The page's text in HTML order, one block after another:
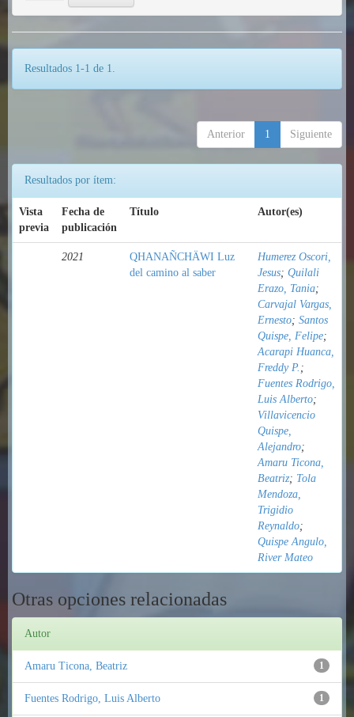
Resultados 1-1 de 1.
Anterior 1 Siguiente
Resultados por ítem:
Vista
previa
Fecha de
publicación
Título Autor(es)
2021
QHANAÑCHÄWI Luz
del camino al saber
Humerez Oscori,
Jesus; Quilali
Erazo, Tania;
Carvajal Vargas,
Ernesto; Santos
Quispe, Felipe;
Acarapi Huanca,
Freddy P. ;
Fuentes Rodrigo,
Luis Alberto;
Villavicencio
Quispe,
Alejandro;
Amaru Ticona,
Beatriz; Tola
Mendoza,
Trigidio
Reynaldo;
Quispe Angulo,
River Mateo
Otras opciones relacionadas
Autor
1
Amaru Ticona, Beatriz
1
Fuentes Rodrigo, Luis Alberto